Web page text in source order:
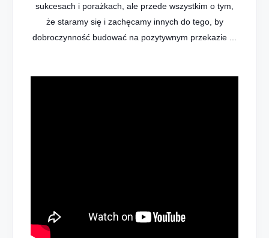
sukcesach i porażkach, ale przede wszystkim o tym,
że staramy się i zachęcamy innych do tego, by
dobroczynność budować na pozytywnym przekazie ...